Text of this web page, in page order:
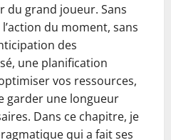
du grand joueur. Sans
du moment, sans
des
une planification
vos ressources,
garder une longueur
Dans ce chapitre, je
qui a fait ses